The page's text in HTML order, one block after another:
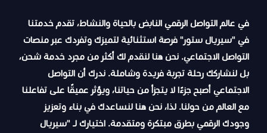
في عالم التواصل الرقمي النابض بالحياة والنشاط، تقدم خدمتنا
في "سيريال ستور" فرصة استثنائية لتميزك وتفردك عبر منصات
التواصل الاجتماعي. نحن هنا لنقدم لك أكثر من مجرد خدمة شحن،
بل لنشاركك رحلة تجربة فريدة وشاملة. ندرك أن التواصل
الاجتماعي أصبح جزءًا لا يتجزأ من حياتنا، ويؤثر عميقًا على تفاعلنا
مع العالم من حولنا. لذا، نحن هنا لنساعدك في بناء وتعزيز
وجودك الرقمي بطرق مبتكرة ومتقدمة. اختيارك لـ "سيريال